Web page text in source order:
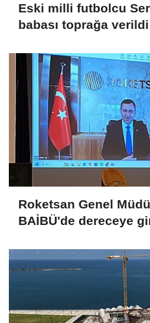
Eski milli futbolcu
babası toprağa verildi
Roketsan Genel
BAİBÜ'de dereceye